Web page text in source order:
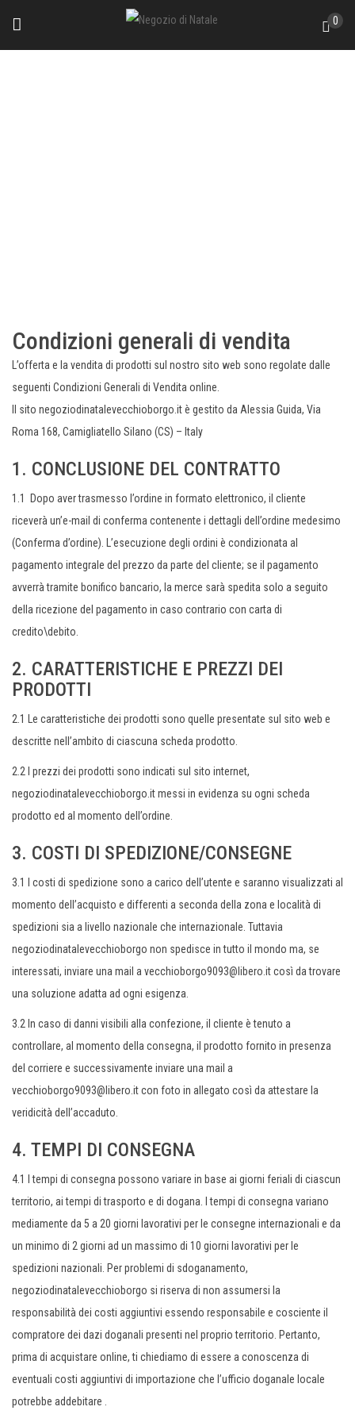
0
Condizioni generali di vendita
L’offerta e la vendita di prodotti sul nostro sito web sono regolate dalle
seguenti Condizioni Generali di Vendita online.
Il sito negoziodinatalevecchioborgo.it è gestito da Alessia Guida, Via
Roma 168, Camigliatello Silano (CS) – Italy
1. CONCLUSIONE DEL CONTRATTO
1.1 Dopo aver trasmesso l’ordine in formato elettronico, il cliente
riceverà un’e-mail di conferma contenente i dettagli dell’ordine medesimo
(Conferma d’ordine). L’esecuzione degli ordini è condizionata al
pagamento integrale del prezzo da parte del cliente; se il pagamento
avverrà tramite bonifico bancario, la merce sarà spedita solo a seguito
della ricezione del pagamento in caso contrario con carta di
credito\debito.
2. CARATTERISTICHE E PREZZI DEI
PRODOTTI
2.1 Le caratteristiche dei prodotti sono quelle presentate sul sito web e
descritte nell’ambito di ciascuna scheda prodotto.
2.2 I prezzi dei prodotti sono indicati sul sito internet,
negoziodinatalevecchioborgo.it messi in evidenza su ogni scheda
prodotto ed al momento dell’ordine.
3. COSTI DI SPEDIZIONE/CONSEGNE
3.1 I costi di spedizione sono a carico dell’utente e saranno visualizzati al
momento dell’acquisto e differenti a seconda della zona e località di
spedizioni sia a livello nazionale che internazionale. Tuttavia
negoziodinatalevecchioborgo non spedisce in tutto il mondo ma, se
interessati, inviare una mail a vecchioborgo9093@libero.it così da trovare
una soluzione adatta ad ogni esigenza.
3.2 In caso di danni visibili alla confezione, il cliente è tenuto a
controllare, al momento della consegna, il prodotto fornito in presenza
del corriere e successivamente inviare una mail a
vecchioborgo9093@libero.it con foto in allegato così da attestare la
veridicità dell’accaduto.
4. TEMPI DI CONSEGNA
4.1 I tempi di consegna possono variare in base ai giorni feriali di ciascun
territorio, ai tempi di trasporto e di dogana. I tempi di consegna variano
mediamente da 5 a 20 giorni lavorativi per le consegne internazionali e da
un minimo di 2 giorni ad un massimo di 10 giorni lavorativi per le
spedizioni nazionali. Per problemi di sdoganamento,
negoziodinatalevecchioborgo si riserva di non assumersi la
responsabilità dei costi aggiuntivi essendo responsabile e cosciente il
compratore dei dazi doganali presenti nel proprio territorio. Pertanto,
prima di acquistare online, ti chiediamo di essere a conoscenza di
eventuali costi aggiuntivi di importazione che l’ufficio doganale locale
potrebbe addebitare .